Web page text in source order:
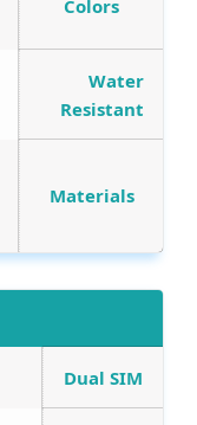
Colors
Water
Resistant
Materials
Dual SIM